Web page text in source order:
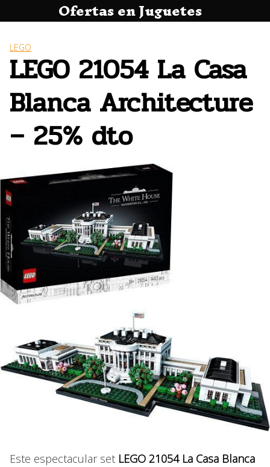
al
Ofertas en Juguetes
LEGO
LEGO 21054 La Casa
Blanca Architecture
– 25% dto
Este espectacular set LEGO 21054 La Casa Blanca